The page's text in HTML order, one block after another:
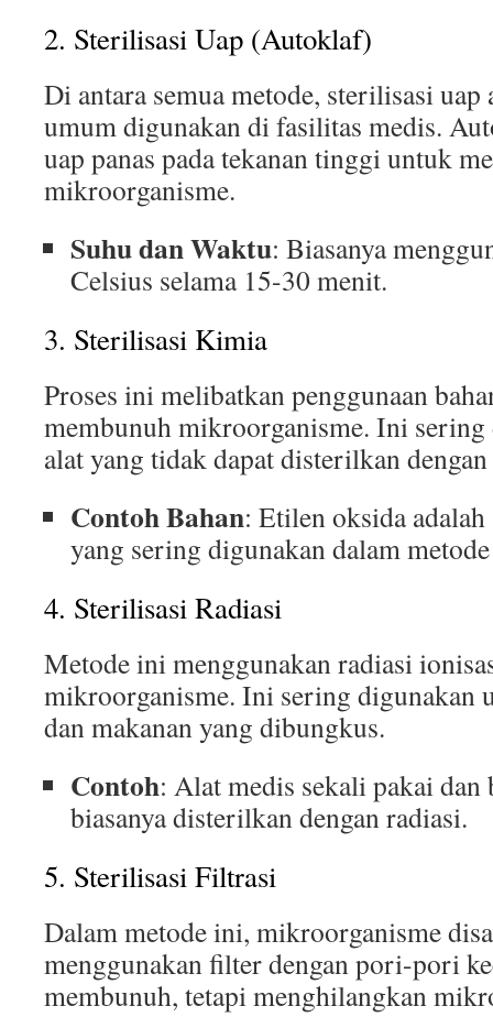
2. Sterilisasi Uap (Autoklaf)
Di antara semua metode, sterilisasi
umum digunakan di fasilitas medis.
uap panas pada tekanan tinggi untuk
mikroorganisme.
Suhu dan Waktu: Biasanya
Celsius selama 15-30 menit.
3. Sterilisasi Kimia
Proses ini melibatkan penggunaan
membunuh mikroorganisme. Ini
alat yang tidak dapat disterilkan dengan
Contoh Bahan: Etilen oksida
yang sering digunakan dalam
4. Sterilisasi Radiasi
Metode ini menggunakan radiasi
mikroorganisme. Ini sering digunakan
dan makanan yang dibungkus.
Contoh: Alat medis sekali pakai dan
biasanya disterilkan dengan radiasi.
5. Sterilisasi Filtrasi
Dalam metode ini, mikroorganisme
menggunakan filter dengan pori-pori
membunuh, tetapi menghilangkan